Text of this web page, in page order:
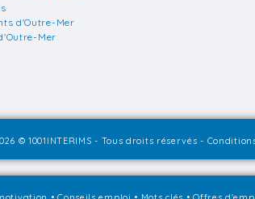
d'Outre-Mer
Mer
© 1001INTERIMS - Tous droits réservés -